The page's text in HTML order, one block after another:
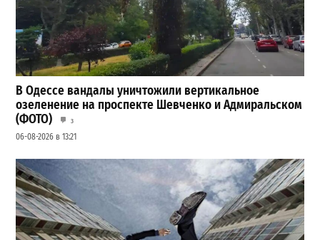
В Одессе вандалы уничтожили вертикальное
озеленение на проспекте Шевченко и Адмиральском
(ФОТО)
3
06-08-2026 в 13:21